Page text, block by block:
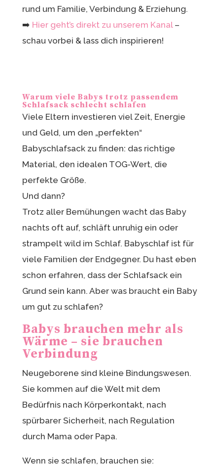
rund um Familie, Verbindung & Erziehung.
➡️ Hier geht’s direkt zu unserem Kanal–
schau vorbei & lass dich inspirieren!
Warum viele Babys trotz passendem
Schlafsack schlecht schlafen
Viele Eltern investieren viel Zeit, Energie
und Geld, um den „perfekten“
Babyschlafsack zu finden: das richtige
Material, den idealen TOG-Wert, die
perfekte Größe.
Und dann?
Trotz aller Bemühungen wacht das Baby
nachts oft auf, schläft unruhig ein oder
strampelt wild im Schlaf. Babyschlaf ist für
viele Familien der Endgegner. Du hast eben
schon erfahren, dass der Schlafsack ein
Grund sein kann. Aber was braucht ein Baby
um gut zu schlafen?
Babys brauchen mehr als
Wärme – sie brauchen
Verbindung
Neugeborene sind kleine Bindungswesen.
Sie kommen auf die Welt mit dem
Bedürfnis nach Körperkontakt, nach
spürbarer Sicherheit, nach Regulation
durch Mama oder Papa.
Wenn sie schlafen, brauchen sie: